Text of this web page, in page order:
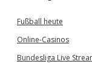
Fußball heute
Online-Casinos
Bundesliga Live